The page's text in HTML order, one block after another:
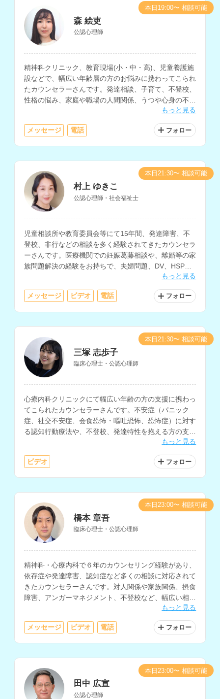
森 絵吏
公認心理師
精神科クリニック、教育現場(小・中・高)、児童養護施
設などで、幅広い年齢層の方のお悩みに携わってこられ
たカウンセラーさんです。発達相談、子育て、不登校、
性格の悩み、家庭や職場の人間関係、うつや心身の不
調、自己理解や生きにくさ等に関する相談を多く経験さ
もっと見る
メッセージ 電話 フォロー
本日19:00〜 相談可能
村上 ゆきこ
公認心理師・社会福祉士
児童相談所や教育委員会等にて15年間、発達障害、不
登校、非行などの相談を多く経験されてきたカウンセラ
ーさんです。医療機関での妊娠葛藤相談や、離婚等の家
族問題解決の経験をお持ちで、夫婦問題、DV、HSP、
職場の悩み、ひきこもり、うつ等のメンタルヘルスの相
もっと見る
メッセージ ビデオ 電話 フォロー
本日21:30〜 相談可能
三塚 志歩子
臨床心理士・公認心理師
心療内科クリニックにて幅広い年齢の方の支援に携わっ
てこられたカウンセラーさんです。不安症（パニック
症、社交不安症、会食恐怖・嘔吐恐怖、恐怖症）に対す
る認知行動療法や、不登校、発達特性を抱える方の支
援、マインドフルネスに関する支援などに対応されてい
ます。
もっと見る
ビデオ フォロー
本日21:30〜 相談可能
橋本 章吾
臨床心理士・公認心理師
精神科・心療内科で６年のカウンセリング経験があり、
依存症や発達障害、認知症など多くの相談に対応されて
きたカウンセラーさんです。対人関係や家族関係、摂食
障害、アンガーマネジメント、不登校など、幅広い相談
もっと見る
メッセージ ビデオ 電話 フォロー
本日23:00〜 相談可能
田中 広宣
公認心理師
本日23:00〜 相談可能